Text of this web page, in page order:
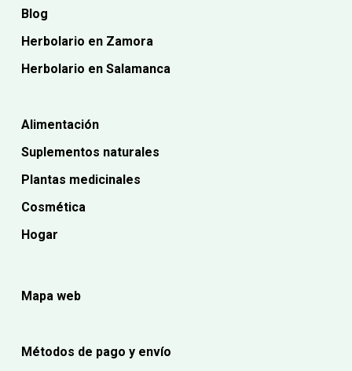
Blog
Herbolario en Zamora
Herbolario en Salamanca
Alimentación
Suplementos naturales
Plantas medicinales
Cosmética
Hogar
Mapa web
Métodos de pago y envío